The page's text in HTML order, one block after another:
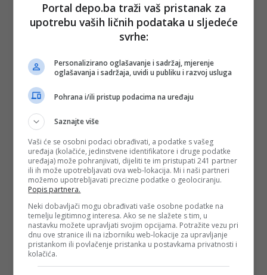
#ford #robot #Keln
Portal depo.ba traži vaš pristanak za
upotrebu vaših ličnih podataka u sljedeće
svrhe:
Personalizirano oglašavanje i sadržaj, mjerenje
oglašavanja i sadržaja, uvidi u publiku i razvoj usluga
Pohrana i/ili pristup podacima na uređaju
Saznajte više
Vaši će se osobni podaci obrađivati, a podatke s vašeg
uređaja (kolačiće, jedinstvene identifikatore i druge podatke
uređaja) može pohranjivati, dijeliti te im pristupati 241 partner
ili ih može upotrebljavati ova web-lokacija. Mi i naši partneri
možemo upotrebljavati precizne podatke o geolociranju.
Popis partnera.
Neki dobavljači mogu obrađivati vaše osobne podatke na
temelju legitimnog interesa. Ako se ne slažete s tim, u
nastavku možete upravljati svojim opcijama. Potražite vezu pri
dnu ove stranice ili na izborniku web-lokacije za upravljanje
pristankom ili povlačenje pristanka u postavkama privatnosti i
kolačića.